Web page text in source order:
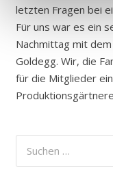
letzten Fragen bei
Für uns war es ein
Nachmittag mit
Goldegg. Wir, die
für die Mitglieder
nach: